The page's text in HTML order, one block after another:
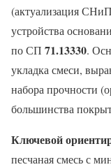
(актуализация
устройства
по СП 71.13330.
укладка смеси,
набора прочности
большинства
Ключевой
песчаная смесь с